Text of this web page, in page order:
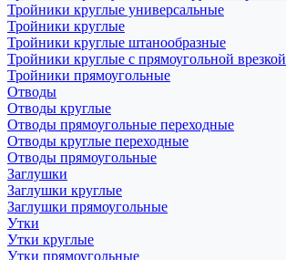
Тройники круглые универсальные
Тройники круглые
Тройники круглые штанообразные
Тройники круглые с прямоугольной врезкой
Тройники прямоугольные
Отводы
Отводы круглые
Отводы прямоугольные переходные
Отводы круглые переходные
Отводы прямоугольные
Заглушки
Заглушки круглые
Заглушки прямоугольные
Утки
Утки круглые
Утки прямоугольные